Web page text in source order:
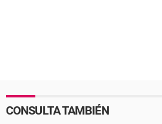
CONSULTA TAMBIÉN